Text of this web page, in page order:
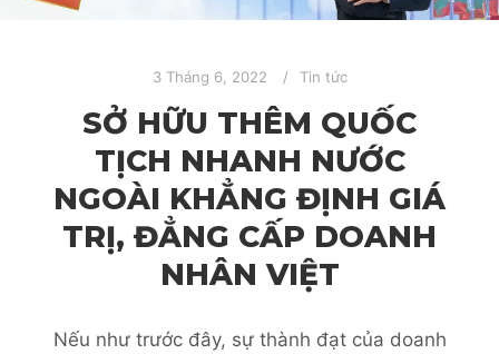
3 Tháng 6, 2022 Tin tức
SỞ HỮU THÊM QUỐC
TỊCH NHANH NƯỚC
NGOÀI KHẲNG ĐỊNH GIÁ
TRỊ, ĐẲNG CẤP DOANH
NHÂN VIỆT
Nếu như trước đây, sự thành đạt của doanh